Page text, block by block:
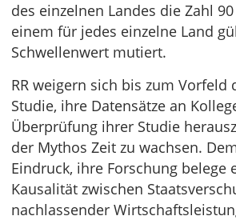
des einzelnen Landes die Zahl
einem für jedes einzelne Land
Schwellenwert mutiert.
RR weigern sich bis zum Vorfeld
Studie, ihre Datensätze an
Überprüfung ihrer Studie
der Mythos Zeit zu wachsen.
Eindruck, ihre Forschung belege
Kausalität zwischen
nachlassender